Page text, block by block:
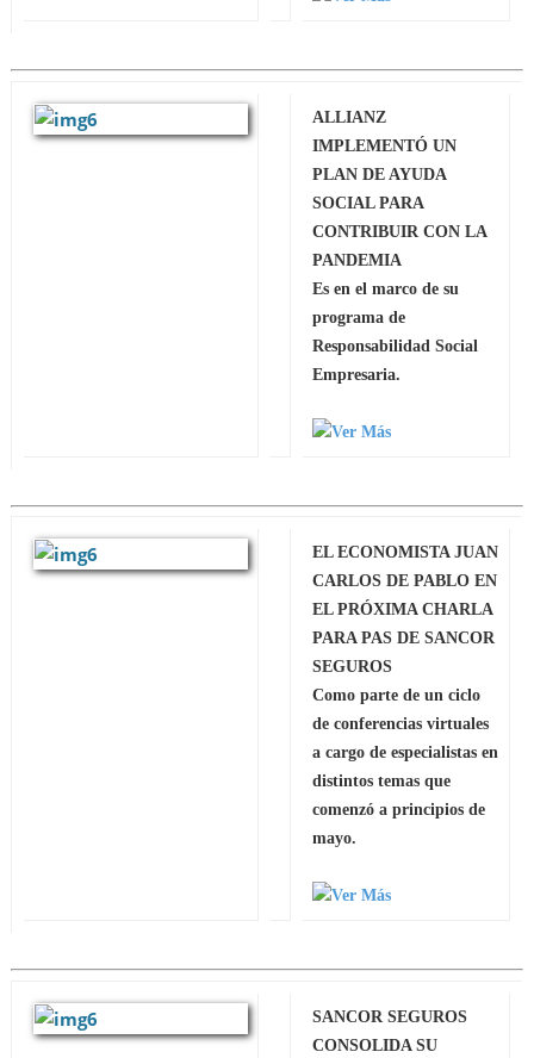
ALLIANZ
IMPLEMENTÓ UN
PLAN DE AYUDA
SOCIAL PARA
CONTRIBUIR CON LA
PANDEMIA
Es en el marco de su
programa de
Responsabilidad Social
Empresaria.
EL ECONOMISTA JUAN
CARLOS DE PABLO EN
EL PRÓXIMA CHARLA
PARA PAS DE SANCOR
SEGUROS
Como parte de un ciclo
de conferencias virtuales
a cargo de especialistas en
distintos temas que
comenzó a principios de
mayo.
SANCOR SEGUROS
CONSOLIDA SU